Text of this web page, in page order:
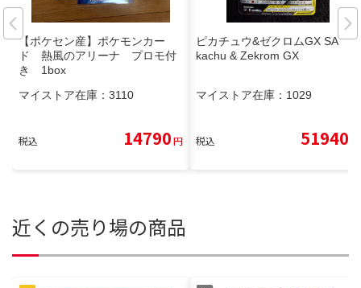
【ポケセン産】ポケモンカー
ド 熱風のアリーナ プロモ付
き 1box
マイストア在庫： 3110
税込 14790円
ピカチュウ&ゼクロムGX SA Pi
kachu & Zekrom GX
マイストア在庫： 1029
税込 51940
近くの売り場の商品